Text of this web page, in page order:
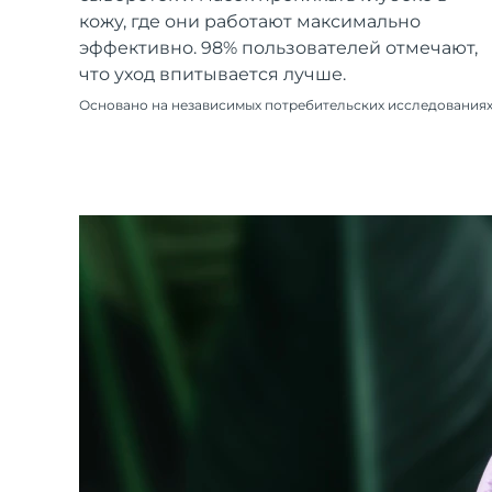
кожу, где они работают максимально
эффективно. 98% пользователей отмечают,
что уход впитывается лучше.
Основано на независимых потребительских исследованиях
All acne treatment devices
All revitalizing eye massagers
Уход KIWI™
Advanced pore care essentials
Serum
For healthy hair
issa™ Teeth Whitening Gel
18% PAP
Косметика Для мужчин